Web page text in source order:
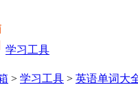
学习工具
> 学习工具 > 英语单词大